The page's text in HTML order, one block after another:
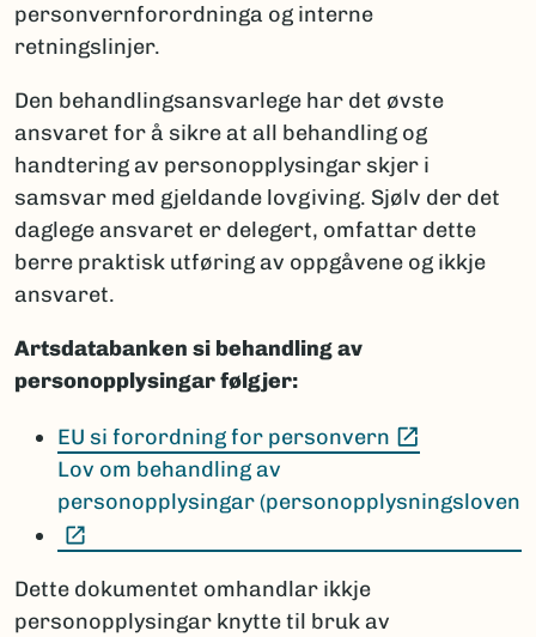
personvernforordninga og interne
retningslinjer.
Den behandlingsansvarlege har det øvste
ansvaret for å sikre at all behandling og
handtering av personopplysingar skjer i
samsvar med gjeldande lovgiving. Sjølv der det
daglege ansvaret er delegert, omfattar dette
berre praktisk utføring av oppgåvene og ikkje
ansvaret.
Artsdatabanken si behandling av
personopplysingar følgjer:
EU si forordning for personvern
Lov om behandling av
personopplysingar (personopplysningsloven
Dette dokumentet omhandlar ikkje
personopplysingar knytte til bruk av